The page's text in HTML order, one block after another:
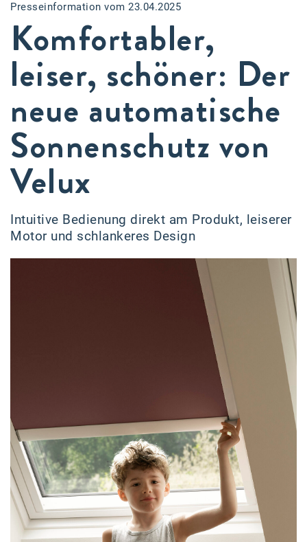
Accor
ALC
Anadi Bank
Bake the Shape
BBDO Wien
bellaflora
BISON
Enkeltaugliches Österreich
Gillette
Gillette Venus
GrECo
GYNIAL
Presseinformation vom 23.04.2025
Komfortabler,
leiser, schöner: Der
neue automatische
Sonnenschutz von
Velux
Intuitive Bedienung direkt am Produkt, leiserer
Motor und schlankeres Design